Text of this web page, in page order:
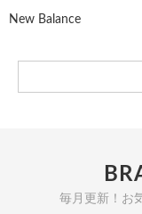
New Balance
毎月更新！お